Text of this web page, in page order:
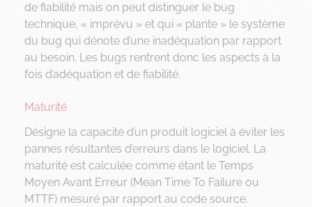
de fiabilité mais on peut distinguer le bug
technique, « imprévu » et qui « plante » le système
du bug qui dénote d’une inadéquation par rapport
au besoin. Les bugs rentrent donc les aspects à la
fois d’adéquation et de fiabilité.
Maturité
Désigne la capacité d’un produit logiciel à éviter les
pannes résultantes d’erreurs dans le logiciel. La
maturité est calculée comme étant le Temps
Moyen Avant Erreur (Mean Time To Failure ou
MTTF) mesuré par rapport au code source.